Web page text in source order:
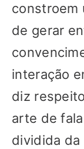
constroem
de gerar
interação
diz
arte de
dividida da